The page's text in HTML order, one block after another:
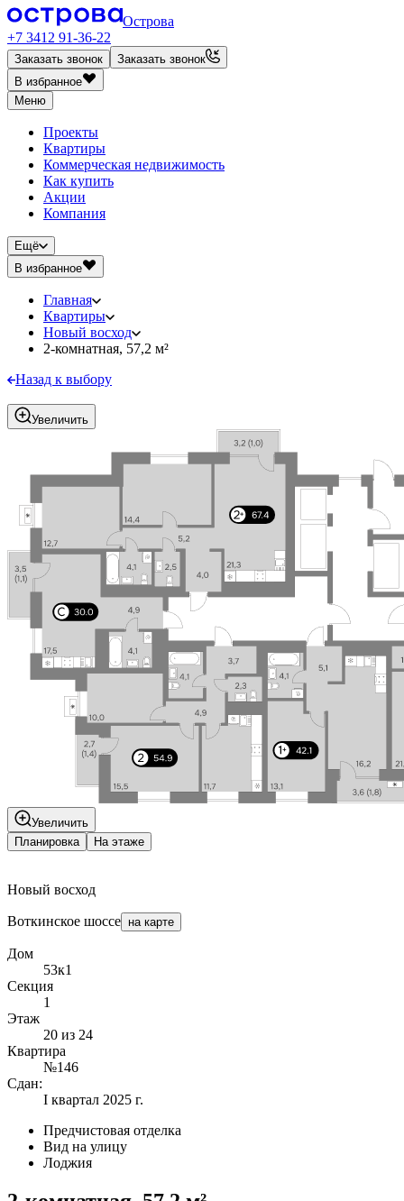
Острова
+7 3412 91-36-22
Заказать звонок
Заказать звонок
В избранное
Меню
Проекты
Квартиры
Коммерческая недвижимость
Как купить
Акции
Компания
Ещё
В избранное
Главная
Квартиры
Новый восход
2-комнатная, 57,2 м²
Назад к выбору
Увеличить
Увеличить
Планировка
На этаже
Новый восход
Воткинское шоссе на карте
Дом
53к1
Секция
1
Этаж
20 из 24
Квартира
№146
Сдан:
I квартал 2025 г.
Предчистовая отделка
Вид на улицу
Лоджия